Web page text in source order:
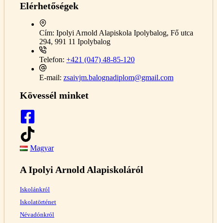
Elérhetőségek
Cím: Ipolyi Arnold Alapiskola Ipolybalog, Fő utca
294, 991 11 Ipolybalog
Telefon: +421 (047) 48-85-120
E-mail: zsaivjm.balognadiplom@gmail.com
Kövessél minket
Magyar
A Ipolyi Arnold Alapiskoláról
Iskolánkról
Iskolatörténet
Névadónkról